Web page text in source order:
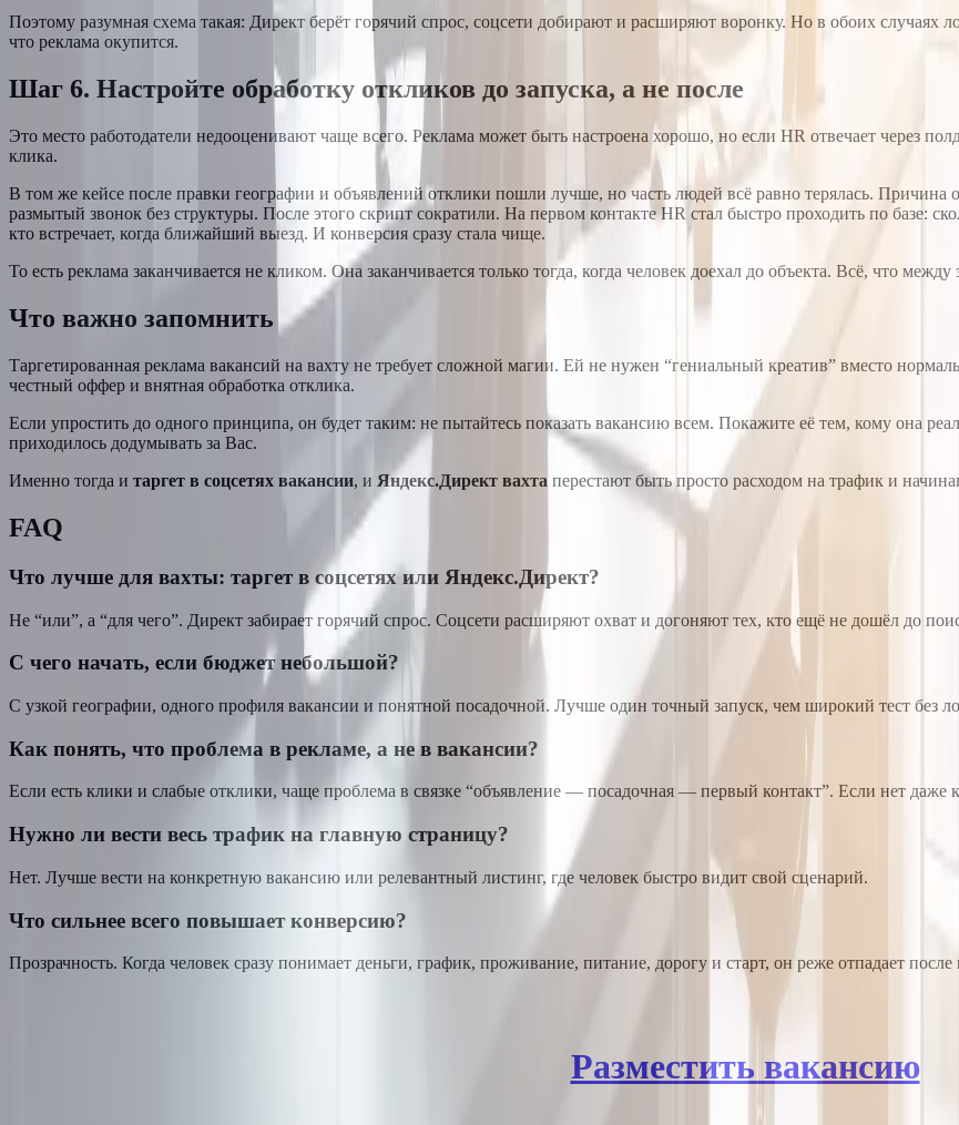
Поэтому разумная схема такая: Директ берёт горячий спрос, соцсети добирают и расширяют воронку. Но в обоих случаях
что реклама окупится.
Шаг 6. Настройте обработку откликов до запуска, а не после
Это место работодатели недооценивают чаще всего. Реклама может быть настроена хорошо, но если HR отвечает через
клика.
В том же кейсе после правки географии и объявлений отклики пошли лучше, но часть людей всё равно терялась. Причина
размытый звонок без структуры. После этого скрипт сократили. На первом контакте HR стал быстро проходить по базе:
кто встречает, когда ближайший выезд. И конверсия сразу стала чище.
То есть реклама заканчивается не кликом. Она заканчивается только тогда, когда человек доехал до объекта. Всё, что
Что важно запомнить
Таргетированная реклама вакансий на вахту не требует сложной магии. Ей не нужен “гениальный креатив” вместо
честный оффер и внятная обработка отклика.
Если упростить до одного принципа, он будет таким: не пытайтесь показать вакансию всем. Покажите её тем, кому она
приходилось додумывать за Вас.
Именно тогда и таргет в соцсетях вакансии, и Яндекс.Директ вахта перестают быть просто расходом на трафик и
FAQ
Что лучше для вахты: таргет в соцсетях или Яндекс.Директ?
Не “или”, а “для чего”. Директ забирает горячий спрос. Соцсети расширяют охват и догоняют тех, кто ещё не дошёл до
С чего начать, если бюджет небольшой?
С узкой географии, одного профиля вакансии и понятной посадочной. Лучше один точный запуск, чем широкий тест без
Как понять, что проблема в рекламе, а не в вакансии?
Если есть клики и слабые отклики, чаще проблема в связке “объявление — посадочная — первый контакт”. Если нет даже
Нужно ли вести весь трафик на главную страницу?
Нет. Лучше вести на конкретную вакансию или релевантный листинг, где человек быстро видит свой сценарий.
Что сильнее всего повышает конверсию?
Прозрачность. Когда человек сразу понимает деньги, график, проживание, питание, дорогу и старт, он реже отпадает после
Разместить вакансию